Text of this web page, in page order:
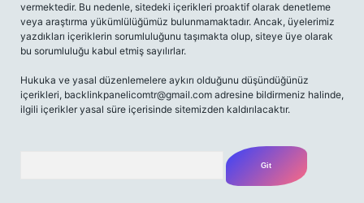
vermektedir. Bu nedenle, sitedeki içerikleri proaktif olarak denetleme
veya araştırma yükümlülüğümüz bulunmamaktadır. Ancak, üyelerimiz
yazdıkları içeriklerin sorumluluğunu taşımakta olup, siteye üye olarak
bu sorumluluğu kabul etmiş sayılırlar.
Hukuka ve yasal düzenlemelere aykırı olduğunu düşündüğünüz
içerikleri, backlinkpanelicomtr@gmail.com adresine bildirmeniz halinde,
ilgili içerikler yasal süre içerisinde sitemizden kaldırılacaktır.